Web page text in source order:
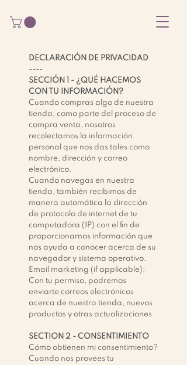
DECLARACIÓN DE PRIVACIDAD
----
SECCIÓN 1 - ¿QUÉ HACEMOS
CON TU INFORMACIÓN?
Cuando compras algo de nuestra
tienda, como parte del proceso de
compra venta, nosotros
recolectamos la información
personal que nos das tales como
nombre, dirección y correo
electrónico.
Cuando navegas en nuestra
tienda, también recibimos de
manera automática la dirección
de protocolo de internet de tu
computadora (IP) con el fin de
proporcionarnos información que
nos ayuda a conocer acerca de su
navegador y sistema operativo.
Email marketing (if applicable):
Con tu permiso, podremos
enviarte correos electrónicos
acerca de nuestra tienda, nuevos
productos y otras actualizaciones
SECTION 2 - CONSENTIMIENTO
Cómo obtienen mi consentimiento?
Cuando nos provees tu